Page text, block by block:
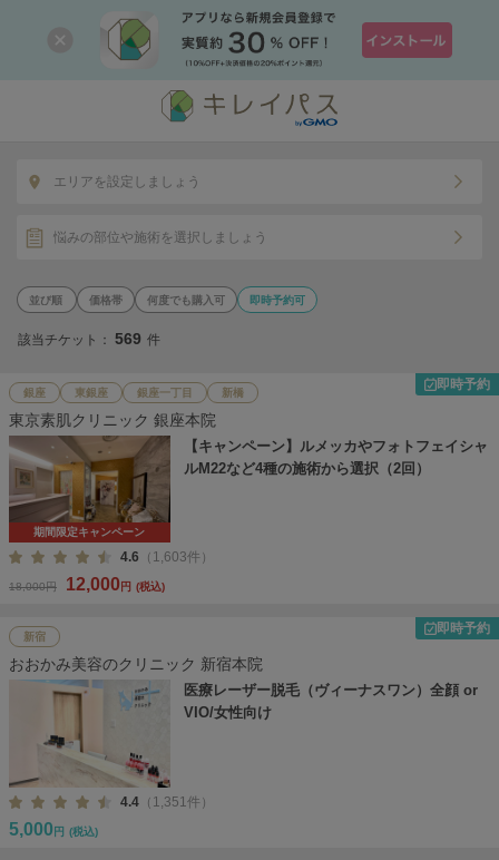
エリアを設定しましょう
悩みの部位や施術を選択しましょう
価格帯 何度でも購入可 即時予約可
該当チケット： 569 件
銀座 東銀座 銀座一丁目 新橋
即時予約
東京素肌クリニック 銀座本院
期間限定キャンペーン
【キャンペーン】ルメッカやフォトフェイシャ
ルM22など4種の施術から選択（2回）
4.6 （1,603件）
18,000円 12,000円 (税込)
新宿
即時予約
おおかみ美容のクリニック 新宿本院
医療レーザー脱毛（ヴィーナスワン）全顔 or
VIO/女性向け
4.4 （1,351件）
5,000 円 (税込)